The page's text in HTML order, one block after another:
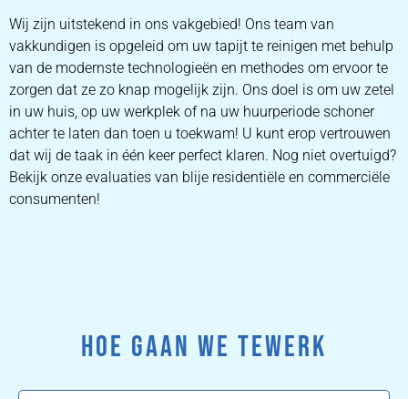
Wij zijn uitstekend in ons vakgebied! Ons team van
vakkundigen is opgeleid om uw tapijt te reinigen met behulp
van de modernste technologieën en methodes om ervoor te
zorgen dat ze zo knap mogelijk zijn. Ons doel is om uw zetel
in uw huis, op uw werkplek of na uw huurperiode schoner
achter te laten dan toen u toekwam! U kunt erop vertrouwen
dat wij de taak in één keer perfect klaren. Nog niet overtuigd?
Bekijk onze evaluaties van blije residentiële en commerciële
consumenten!
HOE GAAN WE TEWERK